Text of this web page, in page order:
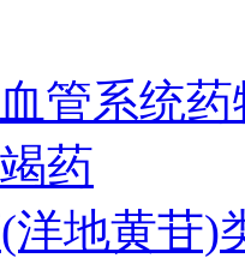
管系统药
药
洋地黄苷)